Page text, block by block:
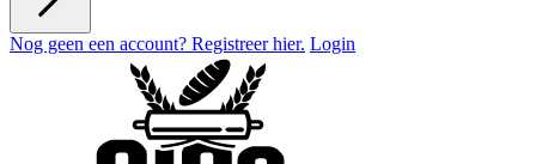
Nog geen een account? Registreer hier. Login